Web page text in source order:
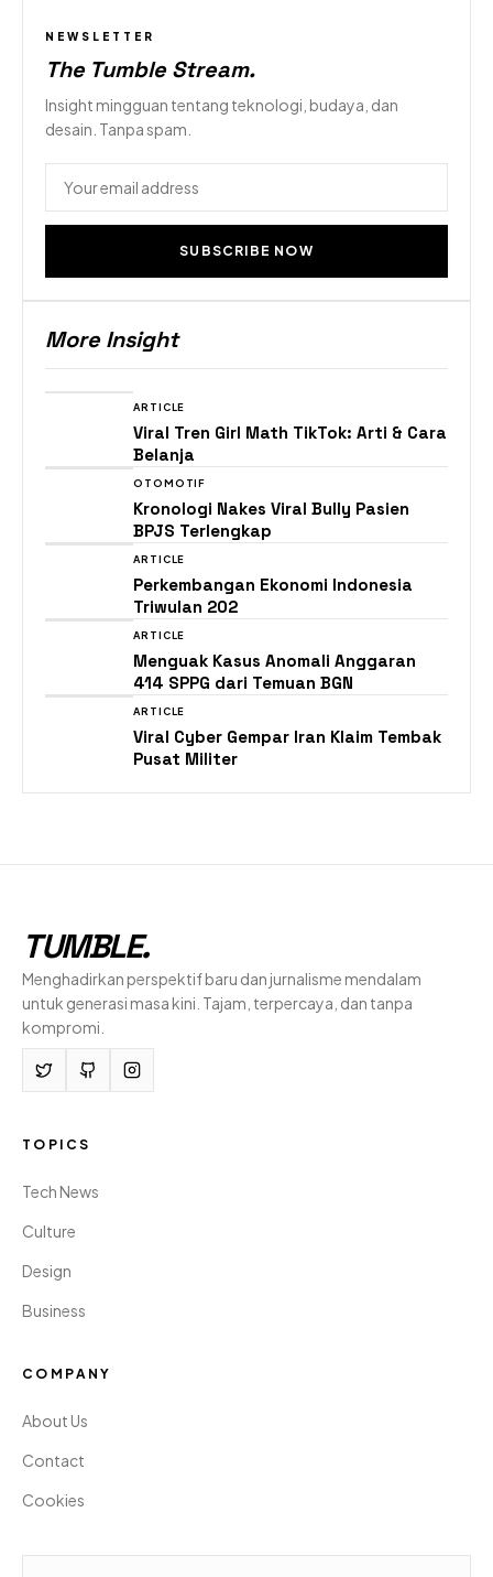
NEWSLETTER
The Tumble Stream.
Insight mingguan tentang teknologi, budaya, dan
desain. Tanpa spam.
SUBSCRIBE NOW
More Insight
ARTICLE
Viral Tren Girl Math TikTok: Arti & Cara
Belanja
OTOMOTIF
Kronologi Nakes Viral Bully Pasien
BPJS Terlengkap
ARTICLE
Perkembangan Ekonomi Indonesia
Triwulan 202
ARTICLE
Menguak Kasus Anomali Anggaran
414 SPPG dari Temuan BGN
ARTICLE
Viral Cyber Gempar Iran Klaim Tembak
Pusat Militer
TUMBLE.
Menghadirkan perspektif baru dan jurnalisme mendalam
untuk generasi masa kini. Tajam, terpercaya, dan tanpa
kompromi.
TOPICS
Tech News
Culture
Design
Business
COMPANY
About Us
Contact
Cookies